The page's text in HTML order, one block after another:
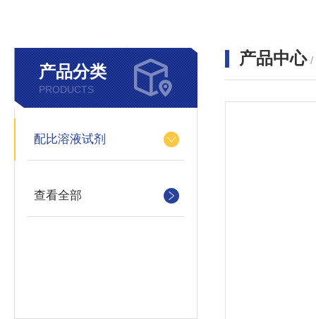
产品分类
PRODUCTS
配比溶液试剂
查看全部
产品中心 /